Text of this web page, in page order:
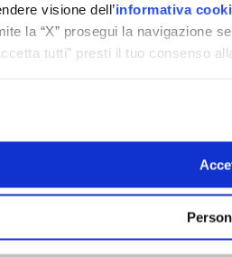
visione dell’informativa
la “X” prosegui la navigazione
tutti” presti il tuo consenso